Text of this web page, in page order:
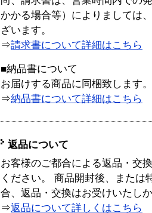
かかる場合等）によりましては
ざいます。
⇒請求書について詳細はこちら
■納品書について
お届けする商品に同梱致します。
⇒納品書について詳細はこちら
返品について
お客様のご都合による返品・交
ください。 商品開封後、または
合、返品・交換はお受けいたし
⇒返品について詳しくはこちら